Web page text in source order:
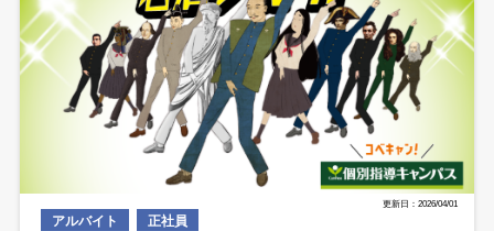
更新日：2026/04/01
アルバイト 正社員